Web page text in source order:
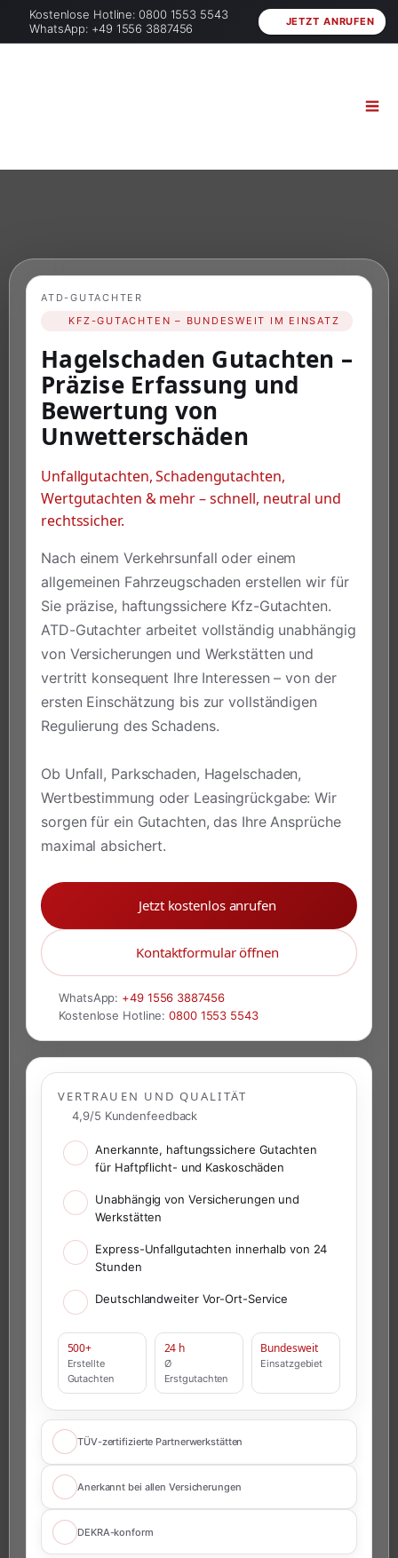
Kostenlose Hotline: 0800 1553 5543
WhatsApp: +49 1556 3887456
JETZT ANRUFEN
ATD-GUTACHTER
KFZ-GUTACHTEN – BUNDESWEIT IM EINSATZ
Hagelschaden Gutachten –
Präzise Erfassung und
Bewertung von
Unwetterschäden
Unfallgutachten, Schadengutachten,
Wertgutachten & mehr – schnell, neutral und
rechtssicher.
Nach einem Verkehrsunfall oder einem
allgemeinen Fahrzeugschaden erstellen wir für
Sie präzise, haftungssichere Kfz-Gutachten.
ATD-Gutachter arbeitet vollständig unabhängig
von Versicherungen und Werkstätten und
vertritt konsequent Ihre Interessen – von der
ersten Einschätzung bis zur vollständigen
Regulierung des Schadens.
Ob Unfall, Parkschaden, Hagelschaden,
Wertbestimmung oder Leasingrückgabe: Wir
sorgen für ein Gutachten, das Ihre Ansprüche
maximal absichert.
Jetzt kostenlos anrufen
Kontaktformular öffnen
WhatsApp: +49 1556 3887456
Kostenlose Hotline:0800 1553 5543
VERTRAUEN UND QUALITÄT
4,9/5 Kundenfeedback
Anerkannte, haftungssichere Gutachten
für Haftpflicht- und Kaskoschäden
Unabhängig von Versicherungen und
Werkstätten
Express-Unfallgutachten innerhalb von 24
Stunden
Deutschlandweiter Vor-Ort-Service
500+
Erstellte
Gutachten
24 h
Ø
Erstgutachten
Bundesweit
Einsatzgebiet
TÜV-zertifizierte Partnerwerkstätten
Anerkannt bei allen Versicherungen
DEKRA-konform